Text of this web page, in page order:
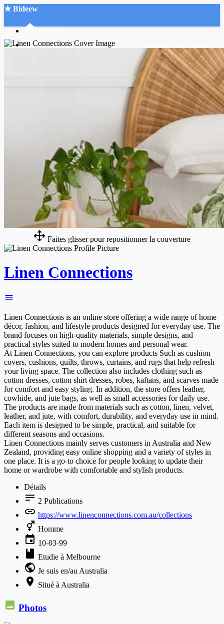
★ Bideew
Créer un compte
Mode nuit
Faites glisser pour repositionner la couverture
Linen Connections
Linen Connections is an online store offering a wide range of home
décor, fashion, and lifestyle products designed for everyday use. The
brand focuses on high-quality materials, simple designs, and
practical styles suited to modern homes and personal wear.
At Linen Connections, you can explore products Such as cushion
covers, cushions, quilts, throws, curtains, and rugs that help refresh
your living space. The collection also includes clothing such as
cotton dresses, cotton shirt dresses, robes, kaftans, and scarves made
for comfort and easy styling. In addition, the store offers leather,
cowhide, and jute bags, as well as small accessories for daily use.
The products are made from materials such as cotton, linen, velvet,
leather, and jute, with comfort, durability, and everyday use in mind.
Each item is designed to be simple, practical, and suitable for
different seasons and occasions.
Linen Connections mainly serves customers in Australia and New
Zealand, providing easy online shopping and a variety of styles in
one place. It is a go-to choice for people looking to update their
home or wardrobe with comfortable and stylish products.
Détails
2 Publications
https://www.linenconnections.com.au/collections
Homme
10-03-99
Etudie à Melbourne
Je suis en/au Australia
Situé à Australia
Photos